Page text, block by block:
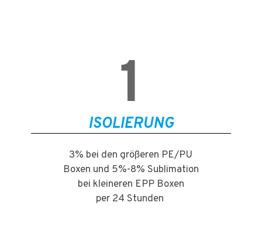
1
ISOLIERUNG
3% bei den größeren PE/PU
Boxen und 5%-8% Sublimation
bei kleineren EPP Boxen
per 24 Stunden